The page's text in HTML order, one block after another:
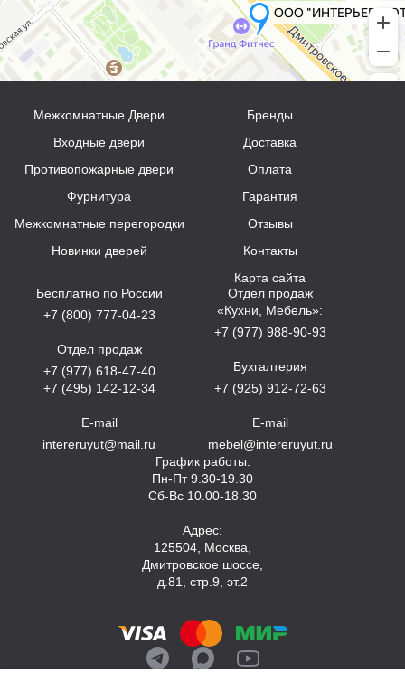
Межкомнатные Двери
Входные двери
Противопожарные двери
Фурнитура
Межкомнатные перегородки
Новинки дверей
Бренды
Доставка
Оплата
Гарантия
Отзывы
Контакты
Карта сайта
Бесплатно по России
+7 (800) 777-04-23
Отдел продаж
+7 (977) 618-47-40
+7 (495) 142-12-34
E-mail
intereruyut@mail.ru
Отдел продаж
«Кухни, Мебель»:
+7 (977) 988-90-93
Бухгалтерия
+7 (925) 912-72-63
E-mail
mebel@intereruyut.ru
График работы:
Пн-Пт 9.30-19.30
Сб-Вс 10.00-18.30
Адрес:
125504, Москва,
Дмитровское шоссе,
д.81, стр.9, эт.2